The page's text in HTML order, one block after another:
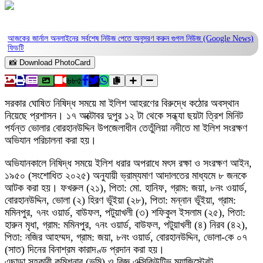
আজকের জার্নাল অনলাইনের সর্বশেষ নিউজ পেতে অনুসরণ করুন গুগল নিউজ (Google News)
ফিডটি
📸 Download PhotoCard
৬৮৫
সরকার ঘোষিত নিষিদ্ধ সময়ে মা ইলিশ আহরণের বিরুদ্ধে কঠোর অবস্থান
নিয়েছে প্রশাসন। ১৭ অক্টোবর দুপুর ১২ টা থেকে সন্ধ্যা ছয়টা ত্রিশ মিনিট
পর্যন্ত ভোলার বোরহানউদ্দিন উপজেলাধীন তেতুঁলিয়া নদীতে মা ইলিশ সংরক্ষণ
অভিযান পরিচালনা করা হয়।
অভিযানকালে নিষিদ্ধ সময়ে ইলিশ ধরার অপরাধে মৎস রক্ষা ও সংরক্ষণ আইন,
১৯৫০ (সংশোধিত ২০২৫) অনুযায়ী ভ্রাম্যমাণ আদালতের মাধ্যমে ৮ জনকে
আটক করা হয়। ফখরুল (২১), পিতা: মো. হানিফ, গ্রাম: জয়া, ৮নং ওয়ার্ড,
বোরহানউদ্দিন, ভোলা (২) হিরণ ভূঁইয়া (২৮), পিতা: মন্নান ভূঁইয়া, গ্রাম:
মমিনপুর, ৭নং ওয়ার্ড, বাউফল, পটুয়াখলী (৩) শফিকুল ইসলাম (২৫), পিতা:
হারুন মৃধা, গ্রাম: মমিনপুর, ৭নং ওয়ার্ড, বাউফল, পটুয়াখলী (৪) নিরব (৪২),
পিতা: নজির আহম্মদ, গ্রাম: জয়া, ৮নং ওয়ার্ড, বোরহানউদ্দিন, ভোলা-কে ০৭
(সাত) দিনের বিনাশ্রম কারাদণ্ড প্রদান করা হয়।